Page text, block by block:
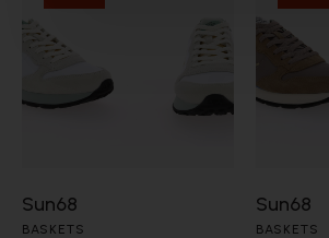
Sun68
BASKETS
Sun68
BASKETS